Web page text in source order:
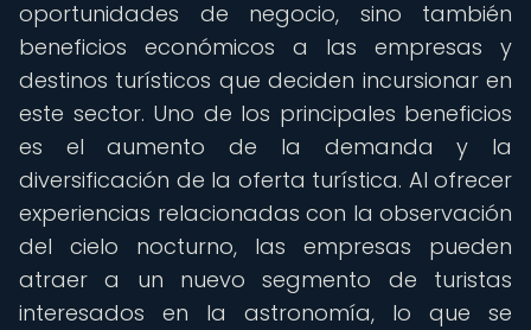
oportunidades de negocio, sino también
beneficios económicos a las empresas y
destinos turísticos que deciden incursionar en
este sector. Uno de los principales beneficios
es el aumento de la demanda y la
diversificación de la oferta turística. Al ofrecer
experiencias relacionadas con la observación
del cielo nocturno, las empresas pueden
atraer a un nuevo segmento de turistas
interesados en la astronomía, lo que se